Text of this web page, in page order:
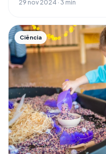
29 nov 2024 · 3 min
Ciência